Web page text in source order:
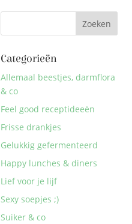
Categorieën
Allemaal beestjes, darmflora
& co
Feel good receptideeën
Frisse drankjes
Gelukkig gefermenteerd
Happy lunches & diners
Lief voor je lijf
Sexy soepjes ;)
Suiker & co